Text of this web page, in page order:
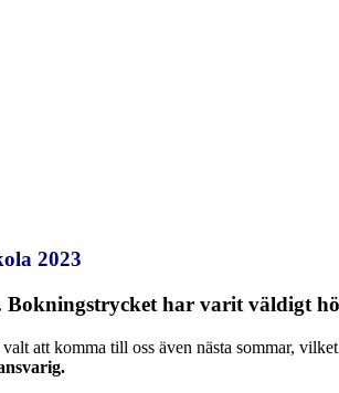
2023
har varit väldigt
att komma till oss även nästa sommar,